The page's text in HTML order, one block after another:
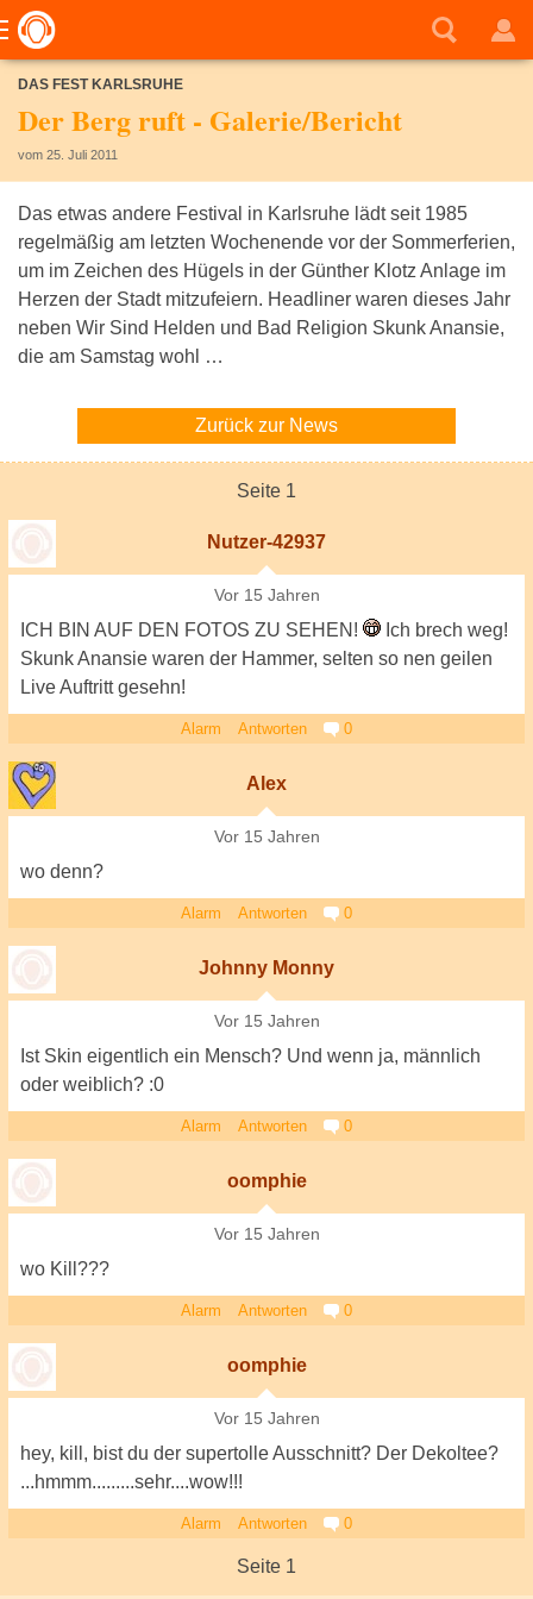
DAS FEST KARLSRUHE
Der Berg ruft - Galerie/Bericht
vom 25. Juli 2011
Das etwas andere Festival in Karlsruhe lädt seit 1985
regelmäßig am letzten Wochenende vor der Sommerferien,
um im Zeichen des Hügels in der Günther Klotz Anlage im
Herzen der Stadt mitzufeiern. Headliner waren dieses Jahr
neben Wir Sind Helden und Bad Religion Skunk Anansie,
die am Samstag wohl …
Zurück zur News
Seite 1
Nutzer-42937
Vor 15 Jahren
ICH BIN AUF DEN FOTOS ZU SEHEN!
Ich brech weg!
Skunk Anansie waren der Hammer, selten so nen geilen
Live Auftritt gesehn!
Alarm Antworten 0
Alex
Vor 15 Jahren
wo denn?
Alarm Antworten 0
Johnny Monny
Vor 15 Jahren
Ist Skin eigentlich ein Mensch? Und wenn ja, männlich
oder weiblich? :0
Alarm Antworten 0
oomphie
Vor 15 Jahren
wo Kill???
Alarm Antworten 0
oomphie
Vor 15 Jahren
hey, kill, bist du der supertolle Ausschnitt? Der Dekoltee?
...hmmm.........sehr....wow!!!
Alarm Antworten 0
Seite 1